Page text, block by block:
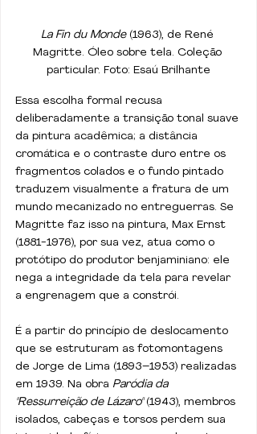
La Fin du Monde (1963), de René
Magritte. Óleo sobre tela. Coleção
particular. Foto: Esaú Brilhante
Essa escolha formal recusa
deliberadamente a transição tonal suave
da pintura acadêmica; a distância
cromática e o contraste duro entre os
fragmentos colados e o fundo pintado
traduzem visualmente a fratura de um
mundo mecanizado no entreguerras. Se
Magritte faz isso na pintura, Max Ernst
(1881-1976), por sua vez, atua como o
protótipo do produtor benjaminiano: ele
nega a integridade da tela para revelar
a engrenagem que a constrói.
É a partir do princípio de deslocamento
que se estruturam as fotomontagens
de Jorge de Lima (1893–1953) realizadas
em 1939. Na obra Paródia da
"Ressurreição de Lázaro" (1943), membros
isolados, cabeças e torsos perdem sua